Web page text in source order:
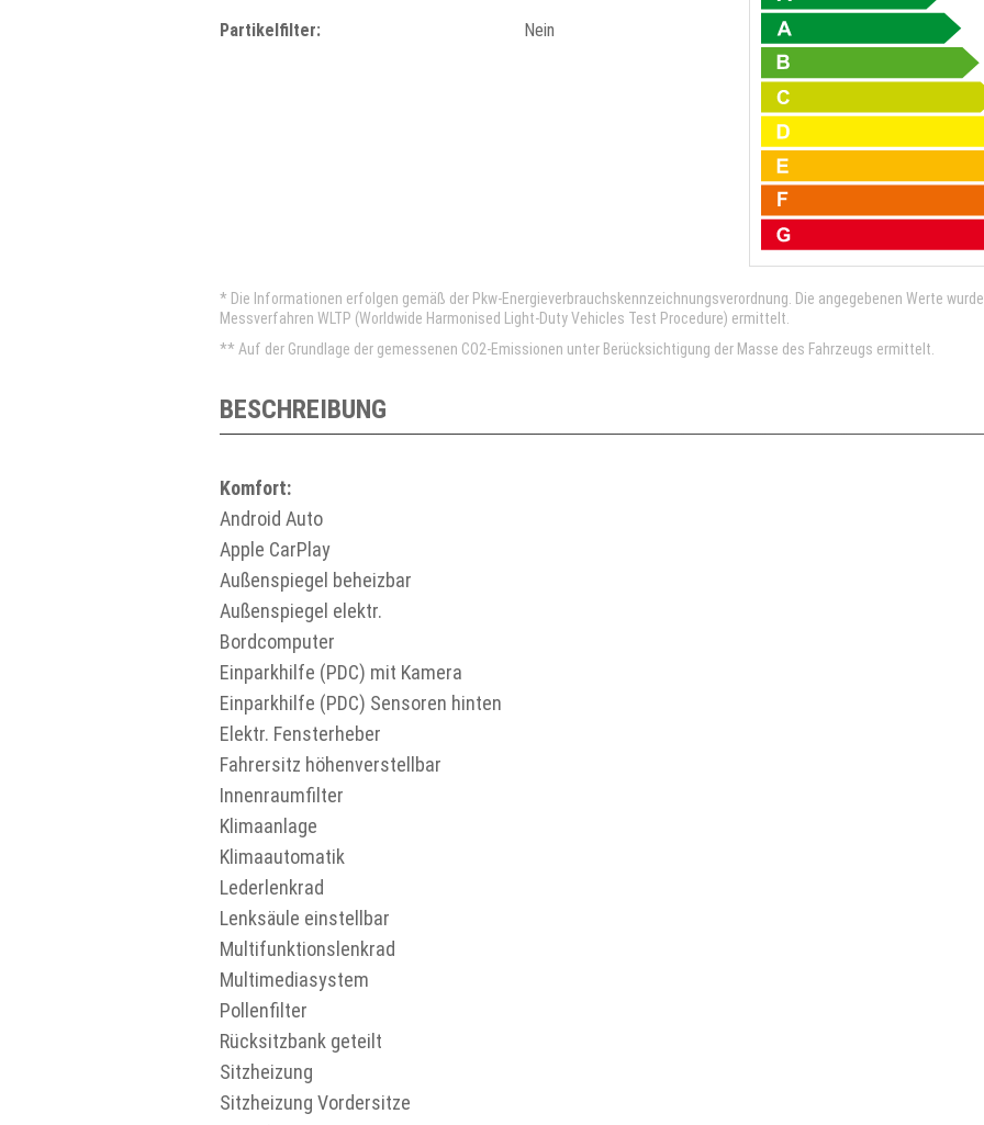
Partikelfilter: Nein
* Die Informationen erfolgen gemäß der Pkw-Energieverbrauchskennzeichnungsverordnung. Die angegebenen Werte
Messverfahren WLTP (Worldwide Harmonised Light-Duty Vehicles Test Procedure) ermittelt.
** Auf der Grundlage der gemessenen CO2-Emissionen unter Berücksichtigung der Masse des Fahrzeugs ermittelt.
BESCHREIBUNG
Komfort:
Android Auto
Apple CarPlay
Außenspiegel beheizbar
Außenspiegel elektr.
Bordcomputer
Einparkhilfe (PDC) mit Kamera
Einparkhilfe (PDC) Sensoren hinten
Elektr. Fensterheber
Fahrersitz höhenverstellbar
Innenraumfilter
Klimaanlage
Klimaautomatik
Lederlenkrad
Lenksäule einstellbar
Multifunktionslenkrad
Multimediasystem
Pollenfilter
Rücksitzbank geteilt
Sitzheizung
Sitzheizung Vordersitze